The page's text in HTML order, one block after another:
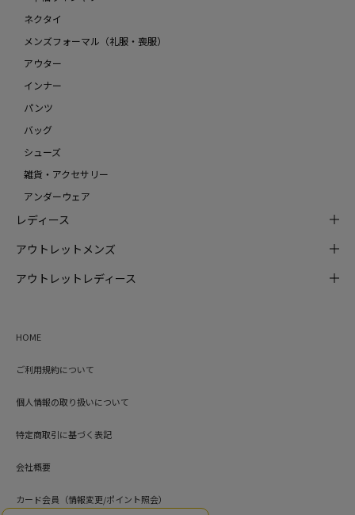
ネクタイ
メンズフォーマル（礼服・喪服）
アウター
インナー
パンツ
バッグ
シューズ
雑貨・アクセサリー
アンダーウェア
レディース
アウトレットメンズ
アウトレットレディース
HOME
ご利用規約について
個人情報の取り扱いについて
特定商取引に基づく表記
会社概要
カード会員（情報変更/ポイント照会）